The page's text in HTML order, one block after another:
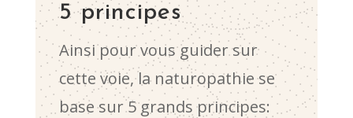
5 principes
Ainsi pour vous guider sur
cette voie, la naturopathie se
base sur 5 grands principes: